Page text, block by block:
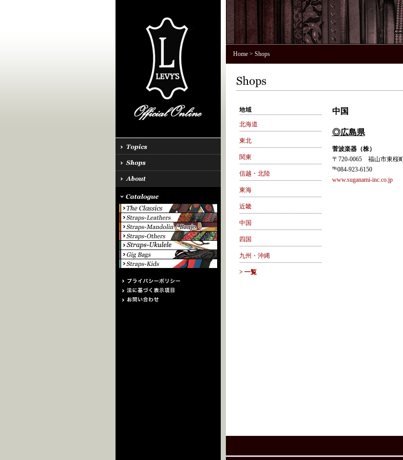
Home> Shops
北海道
東北
関東
信越・北陸
東海
近畿
中国
四国
九州・沖縄
> 一覧
中国
◎広島県
菅波楽器（株）
〒720-0065 福山市東桜
℡084-923-6150
www.suganami-inc.co.jp